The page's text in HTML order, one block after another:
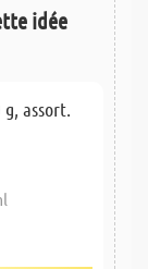
idée
assort.